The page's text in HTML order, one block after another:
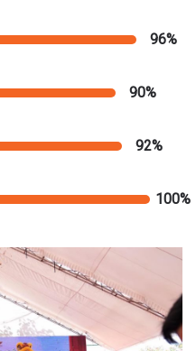
96%
90%
92%
100%